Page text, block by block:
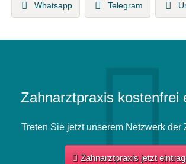
Whatsapp Telegram
Zahnarztpraxis kostenfrei
Treten Sie jetzt unserem Netzwerk der
Zahnarztpraxis jetzt